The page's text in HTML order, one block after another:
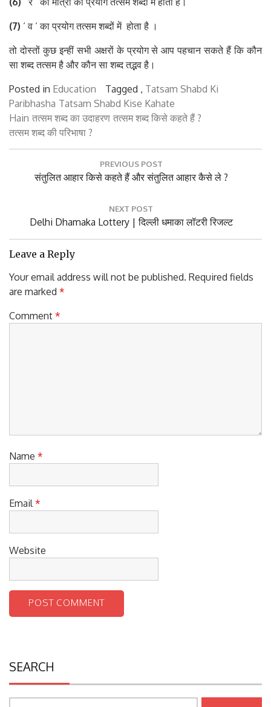
(7) ‘ व ‘ का प्रयोग तत्सम शब्दों में होता है ।
तो दोस्तों कुछ इन्हीं सभी अक्षरों के प्रयोग से आप पहचान सकते हैं कि कौन
सा शब्द तत्सम है और कौन सा शब्द तद्भव है।
Posted in Education Tagged , Tatsam Shabd Ki
Paribhasha Tatsam Shabd Kise Kahate
Hain तत्सम शब्द का उदाहरण तत्सम शब्द किसे कहते हैं ?
तत्सम शब्द की परिभाषा ?
PREVIOUS POST
Previous
संतुलित आहार किसे कहते हैं और संतुलित आहार कैसे ले ?
NEXT POST
Next
Delhi Dhamaka Lottery | दिल्ली धमाका लॉटरी रिजल्ट
Leave a Reply
Your email address will not be published. Required fields
are marked *
Comment *
Name *
Email *
Website
SEARCH